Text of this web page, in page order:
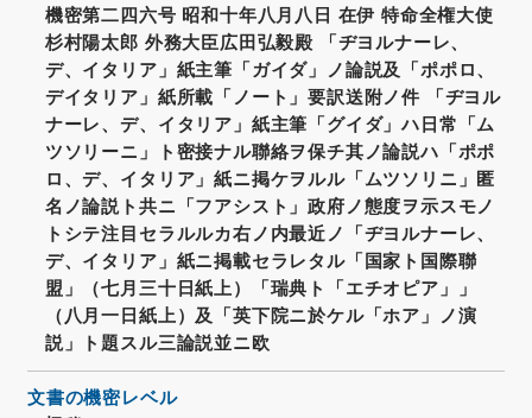
機密第二四六号 昭和十年八月八日 在伊 特命全権大使
杉村陽太郎 外務大臣広田弘毅殿 「ヂヨルナーレ、
デ、イタリア」紙主筆「ガイダ」ノ論説及「ポポロ、
デイタリア」紙所載「ノート」要訳送附ノ件 「ヂヨル
ナーレ、デ、イタリア」紙主筆「グイダ」ハ日常「ム
ツソリーニ」ト密接ナル聯絡ヲ保チ其ノ論説ハ「ポポ
ロ、デ、イタリア」紙ニ掲ケヲルル「ムツソリニ」匿
名ノ論説ト共ニ「フアシスト」政府ノ態度ヲ示スモノ
トシテ注目セラルルカ右ノ内最近ノ「ヂヨルナーレ、
デ、イタリア」紙ニ掲載セラレタル「国家ト国際聯
盟」（七月三十日紙上）「瑞典ト「エチオピア」」
（八月一日紙上）及「英下院ニ於ケル「ホア」ノ演
説」ト題スル三論説並ニ欧
文書の機密レベル